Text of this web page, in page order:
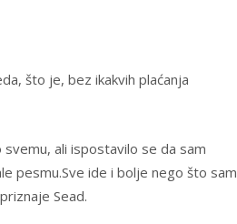
što je, bez ikakvih plaćanja
ali ispostavilo se da sam
pesmu.Sve ide i bolje nego što sam
Sead.